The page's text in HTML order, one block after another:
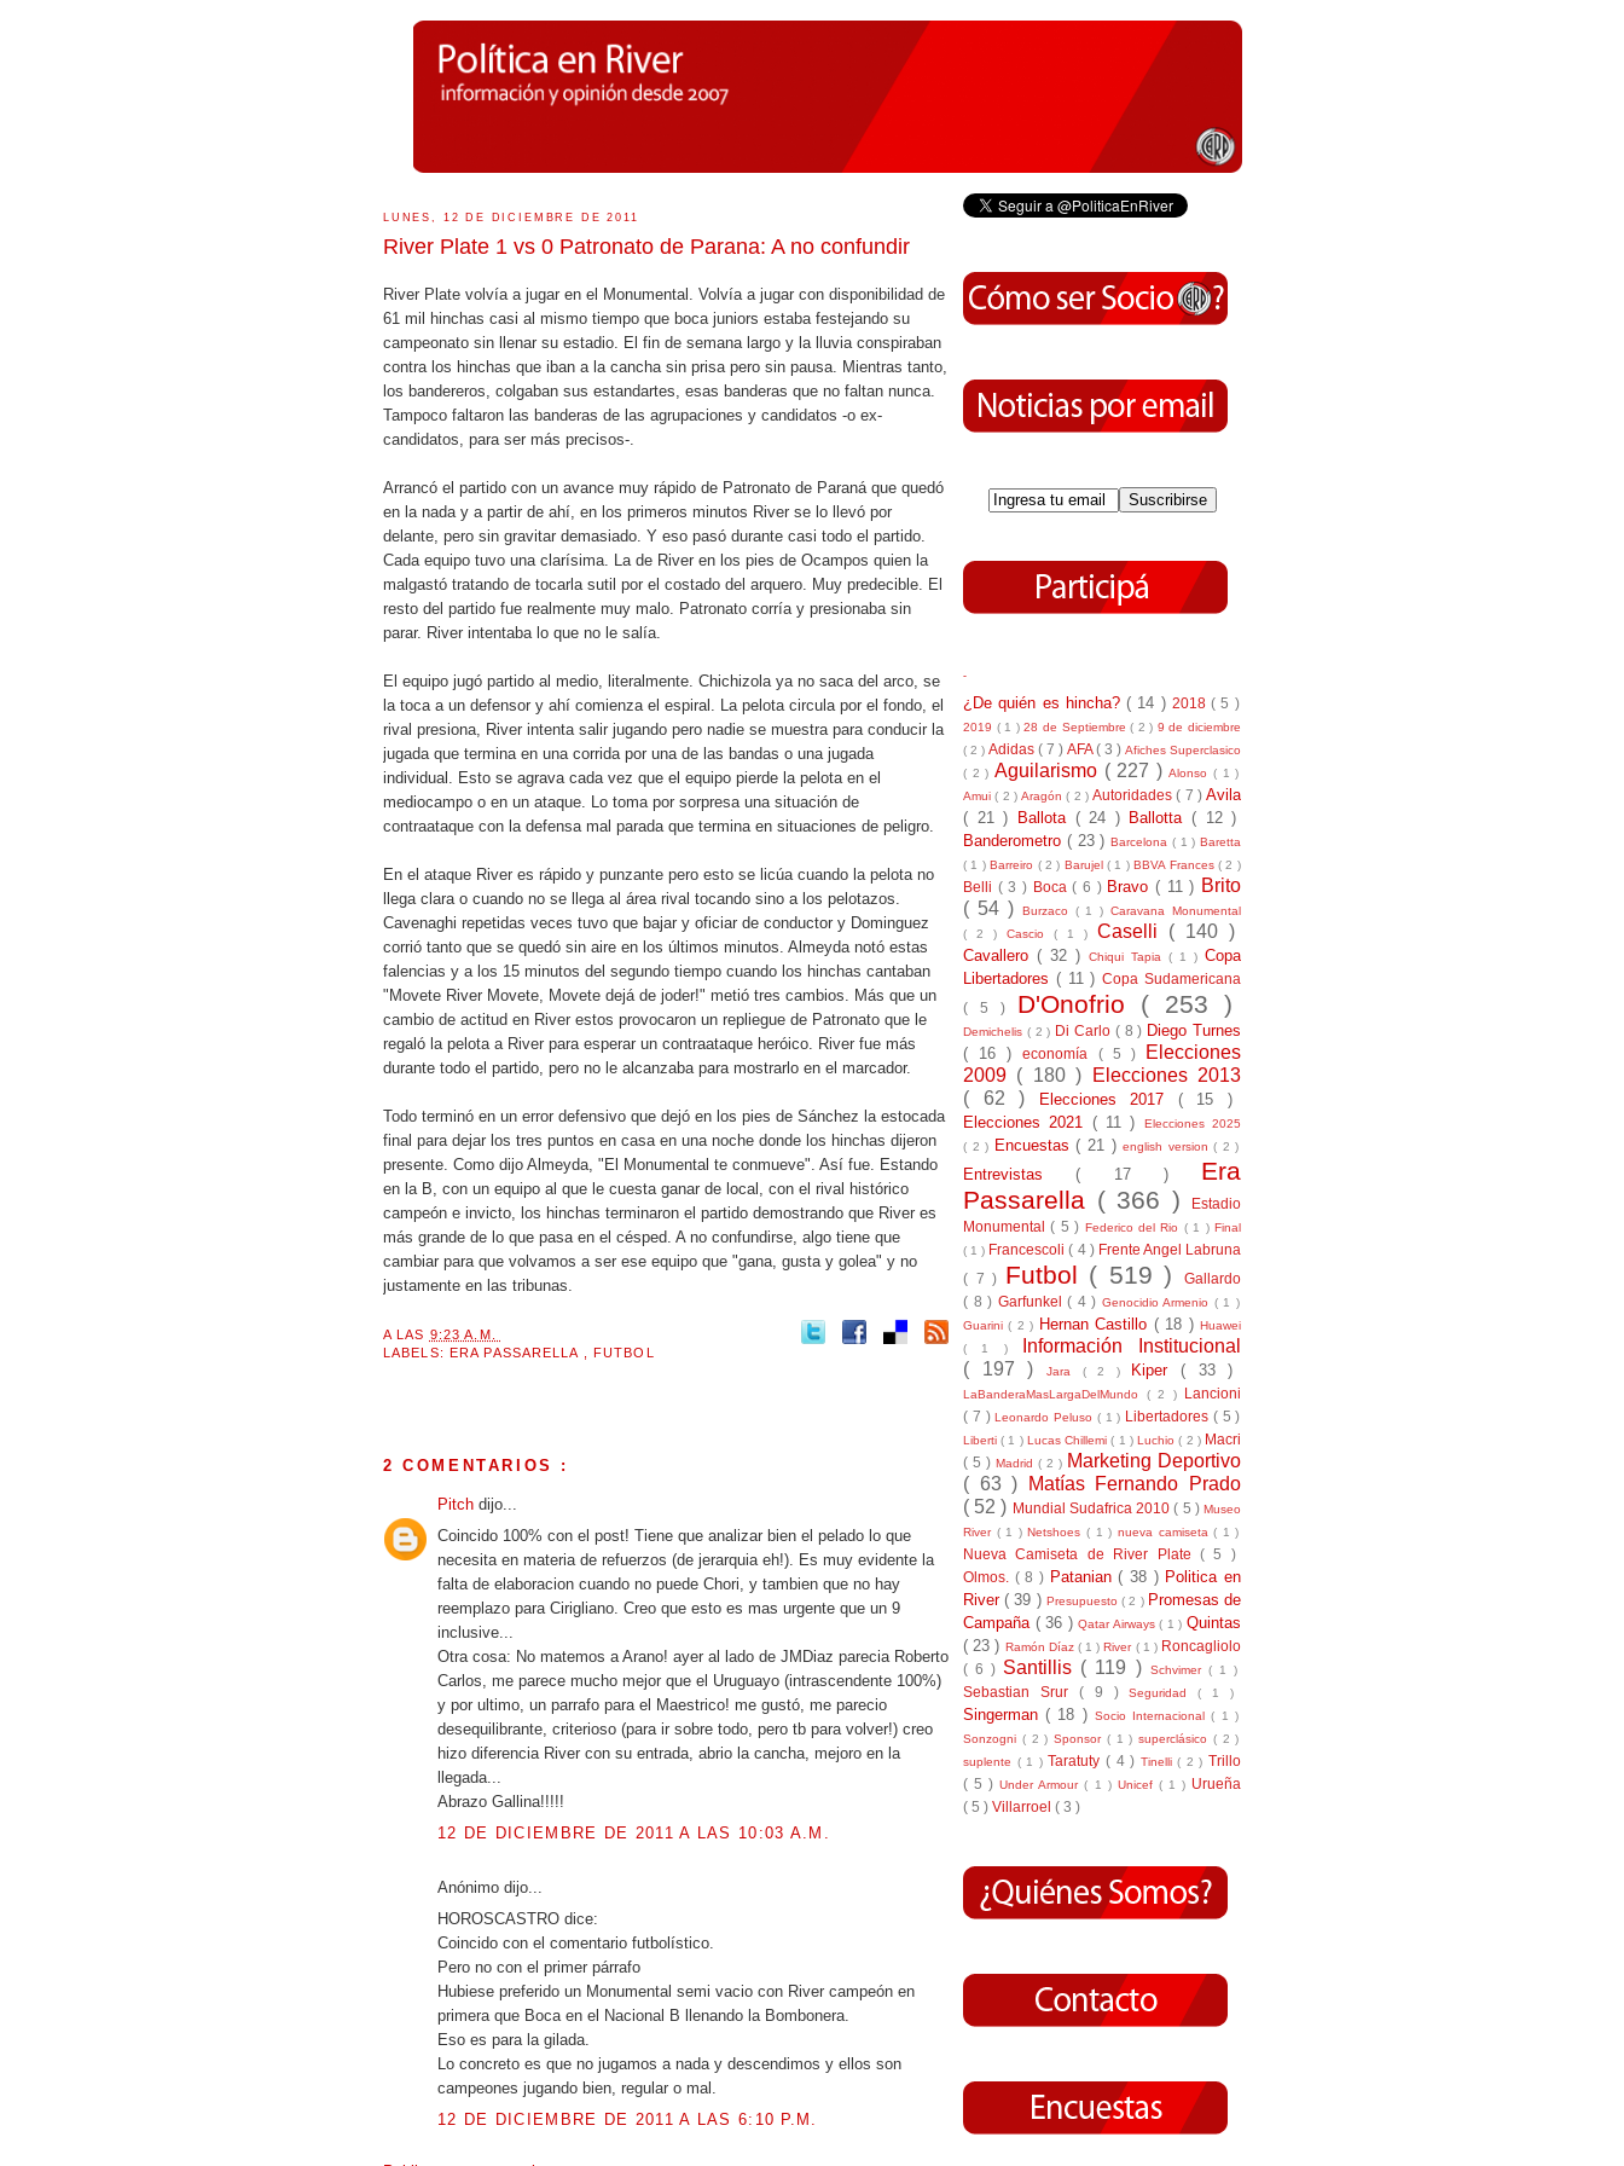
LUNES, 12 DE DICIEMBRE DE 2011
River Plate 1 vs 0 Patronato de Parana: A no confundir
River Plate volvía a jugar en el Monumental. Volvía a jugar con disponibilidad de
61 mil hinchas casi al mismo tiempo que boca juniors estaba festejando su
campeonato sin llenar su estadio. El fin de semana largo y la lluvia conspiraban
contra los hinchas que iban a la cancha sin prisa pero sin pausa. Mientras tanto,
los bandereros, colgaban sus estandartes, esas banderas que no faltan nunca.
Tampoco faltaron las banderas de las agrupaciones y candidatos -o ex-
candidatos, para ser más precisos-.
Arrancó el partido con un avance muy rápido de Patronato de Paraná que quedó
en la nada y a partir de ahí, en los primeros minutos River se lo llevó por
delante, pero sin gravitar demasiado. Y eso pasó durante casi todo el partido.
Cada equipo tuvo una clarísima. La de River en los pies de Ocampos quien la
malgastó tratando de tocarla sutil por el costado del arquero. Muy predecible. El
resto del partido fue realmente muy malo. Patronato corría y presionaba sin
parar. River intentaba lo que no le salía.
El equipo jugó partido al medio, literalmente. Chichizola ya no saca del arco, se
la toca a un defensor y ahí comienza el espiral. La pelota circula por el fondo, el
rival presiona, River intenta salir jugando pero nadie se muestra para conducir la
jugada que termina en una corrida por una de las bandas o una jugada
individual. Esto se agrava cada vez que el equipo pierde la pelota en el
mediocampo o en un ataque. Lo toma por sorpresa una situación de
contraataque con la defensa mal parada que termina en situaciones de peligro.
En el ataque River es rápido y punzante pero esto se licúa cuando la pelota no
llega clara o cuando no se llega al área rival tocando sino a los pelotazos.
Cavenaghi repetidas veces tuvo que bajar y oficiar de conductor y Dominguez
corrió tanto que se quedó sin aire en los últimos minutos. Almeyda notó estas
falencias y a los 15 minutos del segundo tiempo cuando los hinchas cantaban
"Movete River Movete, Movete dejá de joder!" metió tres cambios. Más que un
cambio de actitud en River estos provocaron un repliegue de Patronato que le
regaló la pelota a River para esperar un contraataque heróico. River fue más
durante todo el partido, pero no le alcanzaba para mostrarlo en el marcador.
Todo terminó en un error defensivo que dejó en los pies de Sánchez la estocada
final para dejar los tres puntos en casa en una noche donde los hinchas dijeron
presente. Como dijo Almeyda, "El Monumental te conmueve". Así fue. Estando
en la B, con un equipo al que le cuesta ganar de local, con el rival histórico
campeón e invicto, los hinchas terminaron el partido demostrando que River es
más grande de lo que pasa en el césped. A no confundirse, algo tiene que
cambiar para que volvamos a ser ese equipo que "gana, gusta y golea" y no
justamente en las tribunas.
A LAS 9:23 A.M.
LABELS: ERA PASSARELLA FUTBOL
2 COMENTARIOS :
Pitch dijo...
Coincido 100% con el post! Tiene que analizar bien el pelado lo que
necesita en materia de refuerzos (de jerarquia eh!). Es muy evidente la
falta de elaboracion cuando no puede Chori, y tambien que no hay
reemplazo para Cirigliano. Creo que esto es mas urgente que un 9
inclusive...
Otra cosa: No matemos a Arano! ayer al lado de JMDiaz parecia Roberto
Carlos, me parece mucho mejor que el Uruguayo (intrascendente 100%)
y por ultimo, un parrafo para el Maestrico! me gustó, me parecio
desequilibrante, criterioso (para ir sobre todo, pero tb para volver!) creo
hizo diferencia River con su entrada, abrio la cancha, mejoro en la
llegada...
Abrazo Gallina!!!!!
12 DE DICIEMBRE DE 2011 A LAS 10:03 A.M.
Anónimo dijo...
HOROSCASTRO dice:
Coincido con el comentario futbolístico.
Pero no con el primer párrafo
Hubiese preferido un Monumental semi vacio con River campeón en
primera que Boca en el Nacional B llenando la Bombonera.
Eso es para la gilada.
Lo concreto es que no jugamos a nada y descendimos y ellos son
campeones jugando bien, regular o mal.
12 DE DICIEMBRE DE 2011 A LAS 6:10 P.M.
-
¿De quién es hincha?( 14 ) 2018( 5 )
2019 ( 1 )28 de Septiembre( 2 ) 9 de diciembre
( 2 ) Adidas ( 7 ) AFA( 3 ) Afiches Superclasico
( 2 ) Aguilarismo ( 227 )Alonso( 1 )
Amui( 2 ) Aragón( 2 ) Autoridades( 7 ) Avila
( 21 )
Ballota ( 24 ) Ballotta( 12 )
Banderometro ( 23 ) Barcelona ( 1 ) Baretta
( 1 )Barreiro ( 2 ) Barujel ( 1 )BBVA Frances ( 2 )
Belli ( 3 ) Boca( 6 ) Bravo( 11 ) Brito
( 54 )
Burzaco ( 1 )Caravana Monumental
( 2 ) Cascio ( 1 ) Caselli ( 140 )
Cavallero ( 32 ) Chiqui Tapia ( 1 ) Copa
Libertadores ( 11 )Copa Sudamericana
( 5 ) D'Onofrio ( 253 )
Demichelis ( 2 ) Di Carlo ( 8 ) Diego Turnes
( 16 )economía ( 5 )
Elecciones
2009 ( 180 )
Elecciones 2013
( 62 )
Elecciones 2017 ( 15 )
Elecciones 2021 ( 11 )
Elecciones 2025
( 2 )
Encuestas( 21 )english version( 2 )
Entrevistas( 17 ) Era
Passarella ( 366 )
Estadio
Monumental( 5 ) Federico del Rio ( 1 )Final
( 1 ) Francescoli( 4 ) Frente Angel Labruna
( 7 ) Futbol ( 519 )Gallardo
( 8 ) Garfunkel ( 4 ) Genocidio Armenio ( 1 )
Guarini( 2 ) Hernan Castillo ( 18 )Huawei
( 1 )
Información Institucional
( 197 )
Jara ( 2 ) Kiper( 33 )
LaBanderaMasLargaDelMundo ( 2 ) Lancioni
( 7 )Leonardo Peluso ( 1 ) Libertadores ( 5 )
Liberti( 1 ) Lucas Chillemi( 1 )Luchio( 2 ) Macri
( 5 ) Madrid ( 2 ) Marketing Deportivo
( 63 )
Matías Fernando Prado
( 52 ) Mundial Sudafrica 2010( 5 )Museo
River ( 1 )Netshoes( 1 ) nueva camiseta( 1 )
Nueva Camiseta de River Plate ( 5 )
Olmos. ( 8 ) Patanian( 38 ) Politica en
River( 39 ) Presupuesto( 2 ) Promesas de
Campaña ( 36 )Qatar Airways( 1 )Quintas
( 23 ) Ramón Díaz ( 1 )River ( 1 ) Roncagliolo
( 6 ) Santillis ( 119 ) Schvimer ( 1 )
Sebastian Srur ( 9 )Seguridad( 1 )
Singerman( 18 ) Socio Internacional( 1 )
Sonzogni ( 2 ) Sponsor ( 1 ) superclásico ( 2 )
suplente ( 1 ) Taratuty ( 4 ) Tinelli( 2 ) Trillo
( 5 )Under Armour( 1 ) Unicef ( 1 ) Urueña
( 5 ) Villarroel ( 3 )